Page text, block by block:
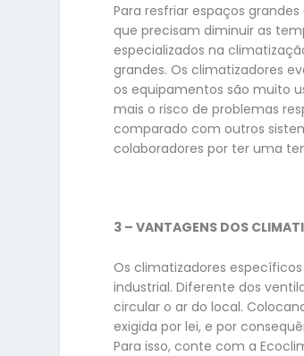
Para resfriar espaços
que precisam diminuir as
especializados na
grandes. Os climatizadores
os equipamentos são muito
mais o risco de problemas
comparado com outros
colaboradores por ter uma
3 – VANTAGENS DOS
Os climatizadores
industrial. Diferente dos
circular o ar do local.
exigida por lei, e por
Para isso, conte com a